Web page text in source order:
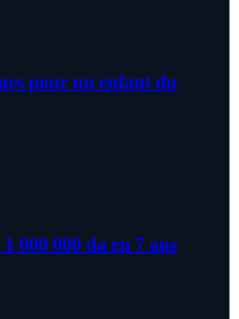
pour un enfant du
000 000 da en 7 ans